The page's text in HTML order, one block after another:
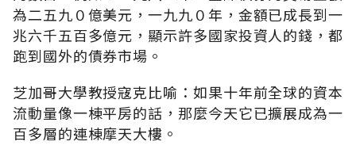
為二五九０億美元，一九九０年，金額已成長到一
兆六千五百多億元，顯示許多國家投資人的錢，都
跑到國外的債券市場。
芝加哥大學教授寇克比喻：如果十年前全球的資本
流動量像一棟平房的話，那麼今天它已擴展成為一
百多層的連棟摩天大樓。